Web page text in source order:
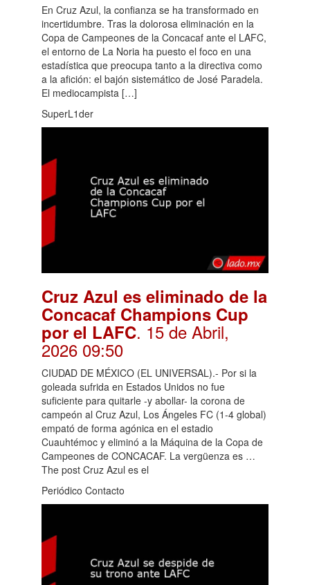
En Cruz Azul, la confianza se ha transformado en
incertidumbre. Tras la dolorosa eliminación en la
Copa de Campeones de la Concacaf ante el LAFC,
el entorno de La Noria ha puesto el foco en una
estadística que preocupa tanto a la directiva como
a la afición: el bajón sistemático de José Paradela.
El mediocampista […]
SuperL1der
Cruz Azul es eliminado de la
Concacaf Champions Cup
por el LAFC. 15 de Abril,
2026 09:50
CIUDAD DE MÉXICO (EL UNIVERSAL).- Por si la
goleada sufrida en Estados Unidos no fue
suficiente para quitarle -y abollar- la corona de
campeón al Cruz Azul, Los Ángeles FC (1-4 global)
empató de forma agónica en el estadio
Cuauhtémoc y eliminó a la Máquina de la Copa de
Campeones de CONCACAF. La vergüenza es …
The post Cruz Azul es el
Periódico Contacto